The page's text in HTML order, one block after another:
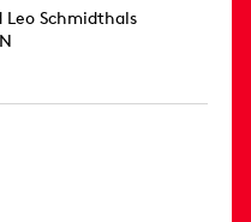
Leo Schmidthals